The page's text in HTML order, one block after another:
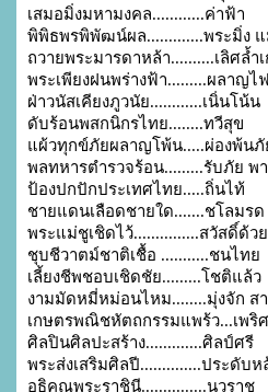
เสมอมิ่งมหามงคล............ค่าฟ้า
พิพิธพรพิพัฒน์ผล.............พระมิ่ง แ
ถวายพระมารดาหล้า..........เลิศล้ำ
พระเพียงฝนพร่างฟ้า.........ผลาญไฟ
ฝ่าวนัสเคียงภูวนัย............เนิ่นโน้น
ดับร้อนพสกนิกรไทย........ทวีสุข
แผ้วทุกข์ภัยผลาญโพ้น.....ผ่องพ้นภั
พลทหารตำรวจร้อน.........รับภัย พา
ป้องปกปักประเทศไทย.....ถิ่นไท้
ชายแดนเลือดชายใด.......ชโลมร
พระแม่ชูเชิดไว้...............สวัสดิ์ด้ว
ชุบชีวาตม์ชาติเชื้อ ...........ชนไทย
เลี้ยงชีพชอบเชิดชัย.........โชติแล้ว
งามมัดหมี่หม่อนไหม........มุ่งจัก ส
เกษตรพณิชหัตถกรรมแพร้ว...เพริ
ศิลปินศิลปะสร้าง.............ศิลป์ศรี
พระส่งเสริมศิลปี..............ประดับห
อธิคุณพระราชินี...............นวราช